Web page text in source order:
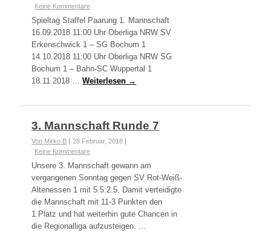
Keine Kommentare
Spieltag Staffel Paarung 1. Mannschaft
16.09.2018 11:00 Uhr Oberliga NRW SV
Erkenschwick 1 – SG Bochum 1
14.10.2018 11:00 Uhr Oberliga NRW SG
Bochum 1 – Bahn-SC Wuppertal 1
18.11.2018 …Weiterlesen →
3. Mannschaft Runde 7
Von Mirko B
28 Februar, 2018
Keine Kommentare
Unsere 3. Mannschaft gewann am
vergangenen Sonntag gegen SV Rot-Weiß-
Altenessen 1 mit 5.5:2.5. Damit verteidigte
die Mannschaft mit 11-3 Punkten den
1.Platz und hat weiterhin gute Chancen in
die Regionalliga aufzusteigen. …